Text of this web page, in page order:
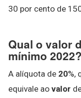
30 por cento de
Qual o valor
mínimo 2022?
A alíquota de 20%,
equivale ao valor